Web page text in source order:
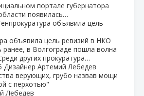
портале губернатора
появилась…
объявила цель
в Волгограде пошла волна
других прокуратура…
Дизайнер Артемий Лебедев
верующих, грубо назвав мощи
с перхотью"